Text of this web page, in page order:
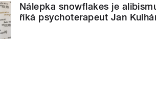
Nálepka snowflakes je
říká psychoterapeut Jan